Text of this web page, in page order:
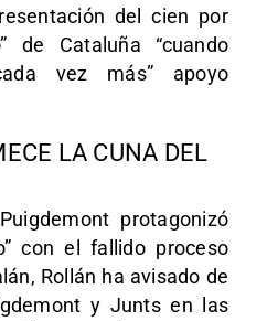
del cien por
de Cataluña “cuando
vez más” apoyo
LA CUNA DEL
protagonizó
con el fallido proceso
Rollán ha avisado de
y Junts en las